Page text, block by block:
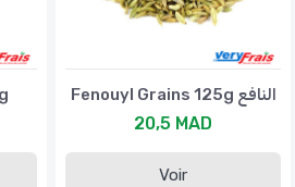
Fenouyl Grains 125g النافع
20,5 MAD
Voir